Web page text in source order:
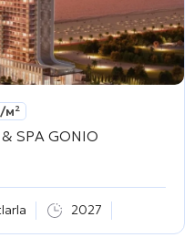
/м²
SPA GONIO
2027